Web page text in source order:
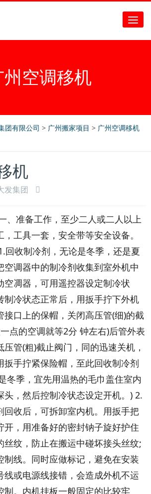
州空调移机
团有限公司 > 广州搬家项目 > 广州空调移机
机
发集团
、准备工作，至少二人或二人以上
工具一套，安全带等安全设备。
回收制冷剂，无论是冬季，还是夏
空调器中的制冷剂收集到室外机中
空凋器，可用遥控器设定制冷状
制冷状态正常后，用扳手拧下外机
接口上的保帽，关闭高压管(细)的截
点的空调就等2分 钟左右)后管外表
管(粗)截止阀门，同的迅速关机，
扳手拧紧保险帽，至此回收制冷剂
冬季，宜先用温热的毛巾盖住室内
头，然后控制冷状态设定开机。) 2.
回收后，可拆卸室内机。用扳手把
开，用准备好的密封钠子旋好护住
丝纹，防止在搬运中碰坏接头丝纹;
制线。同时应做标记，避免在安装
线或电源线接错，会造成外机不运
制。内机挂板一般固定的比较牢